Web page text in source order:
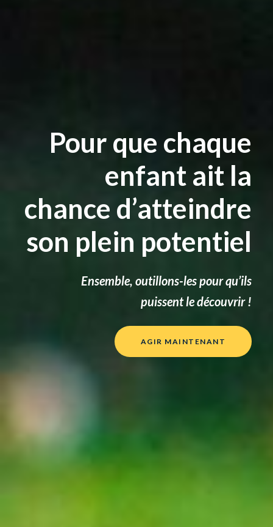
Pour que chaque
enfant ait la
chance d’atteindre
son plein potentiel
Ensemble, outillons-les pour qu’ils
puissent le découvrir !
AGIR MAINTENANT